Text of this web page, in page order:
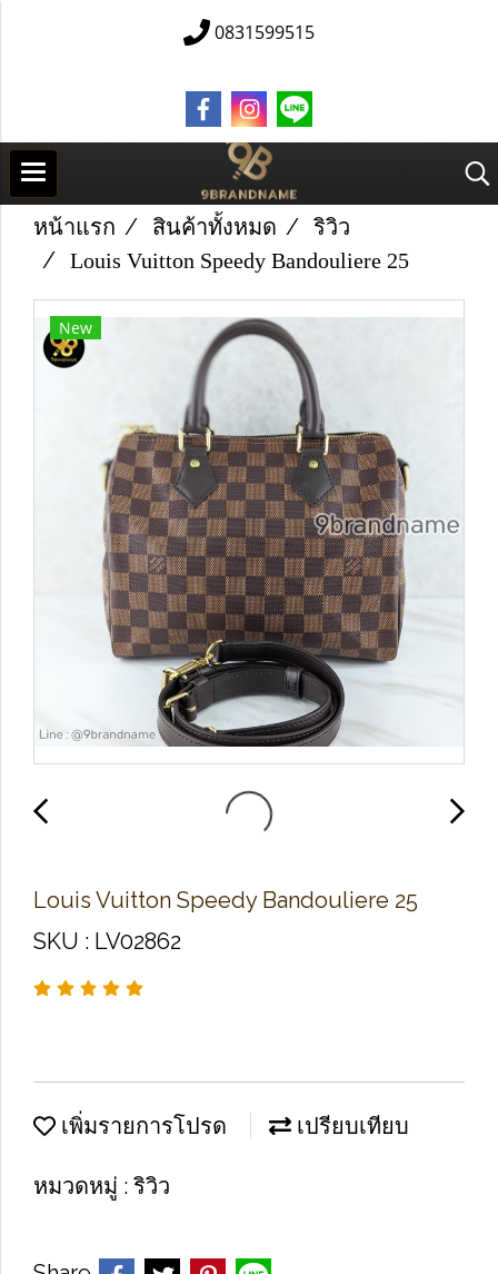
0831599515
หน้าแรก สินค้าทั้งหมด
ริวิว
Louis Vuitton Speedy Bandouliere 25
New
Louis Vuitton Speedy Bandouliere 25
SKU : LV02862
เพิ่มรายการโปรด เปรียบเทียบ
หมวดหมู่ : ริวิว